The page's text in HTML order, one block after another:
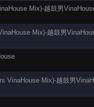
Mix)-越鼓男
Mix)-越鼓男
VinaHouse Mix)-越鼓男